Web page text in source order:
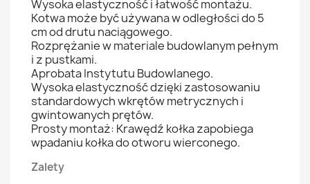
Wysoka elastyczność i łatwość montażu.
Kotwa może być używana w odległości do 5
cm od drutu naciągowego.
Rozprężanie w materiale budowlanym pełnym
i z pustkami.
Aprobata Instytutu Budowlanego.
Wysoka elastyczność dzięki zastosowaniu
standardowych wkrętów metrycznych i
gwintowanych prętów.
Prosty montaż: Krawędź kołka zapobiega
wpadaniu kołka do otworu wierconego.
Zalety